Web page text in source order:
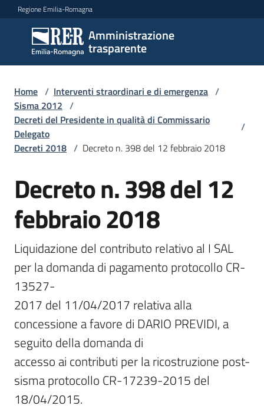
Vai al contenuto
Vai alla navigazione
Vai al footer
Regione Emilia-Romagna
Amministrazione
trasparente
Amministrazione
trasparente
Sottosezioni
Accesso
Home / Interventi straordinari e di emergenza /
Sisma 2012 /
Decreti del Presidente in qualità di Commissario
Delegato
/
Decreti 2018 / Decreto n. 398 del 12 febbraio 2018
Decreto n. 398 del 12
febbraio 2018
Liquidazione del contributo relativo al I SAL
per la domanda di pagamento protocollo CR-
13527-
2017 del 11/04/2017 relativa alla
concessione a favore di DARIO PREVIDI, a
seguito della domanda di
accesso ai contributi per la ricostruzione post-
sisma protocollo CR-17239-2015 del
18/04/2015.